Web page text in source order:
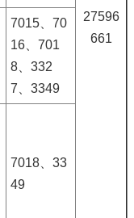
27596
661
7015、70
16、701
8、332
7、3349
7018、33
49